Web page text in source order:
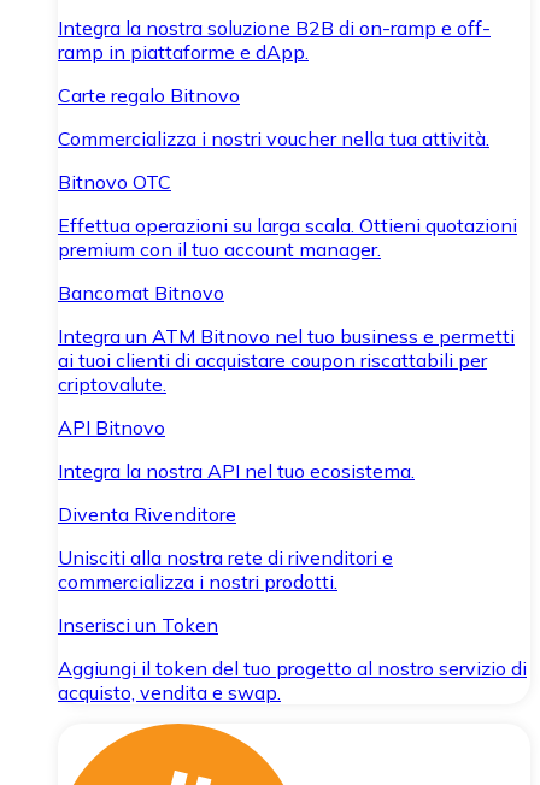
Integra la nostra soluzione B2B di on-ramp e off-
ramp in piattaforme e dApp.
Carte regalo Bitnovo
Commercializza i nostri voucher nella tua attività.
Bitnovo OTC
Effettua operazioni su larga scala. Ottieni quotazioni
premium con il tuo account manager.
Bancomat Bitnovo
Integra un ATM Bitnovo nel tuo business e permetti
ai tuoi clienti di acquistare coupon riscattabili per
criptovalute.
API Bitnovo
Integra la nostra API nel tuo ecosistema.
Diventa Rivenditore
Unisciti alla nostra rete di rivenditori e
commercializza i nostri prodotti.
Inserisci un Token
Aggiungi il token del tuo progetto al nostro servizio di
acquisto, vendita e swap.